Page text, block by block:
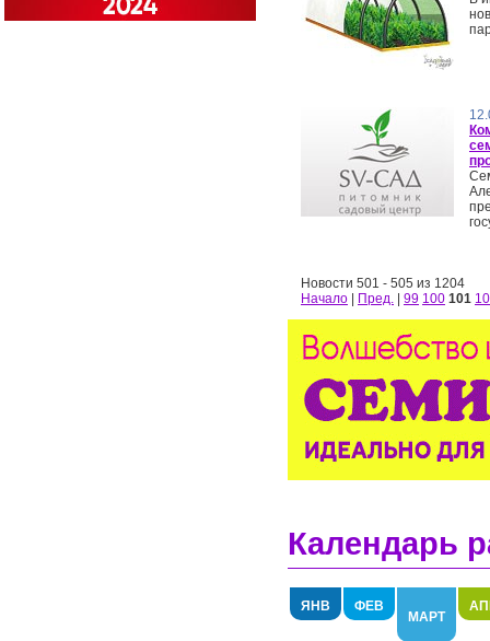
Новости 501 - 505 из 1204
Начало
Пред. 99 100 101
Календарь
ЯНВ ФЕВ
МАРТ